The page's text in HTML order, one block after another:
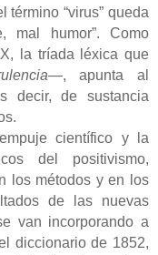
término “virus” queda
mal humor”. Como
la tríada léxica que
—, apunta al
decir, de sustancia
científico y la
del positivismo,
los métodos y en los
de las nuevas
van incorporando a
diccionario de 1852,